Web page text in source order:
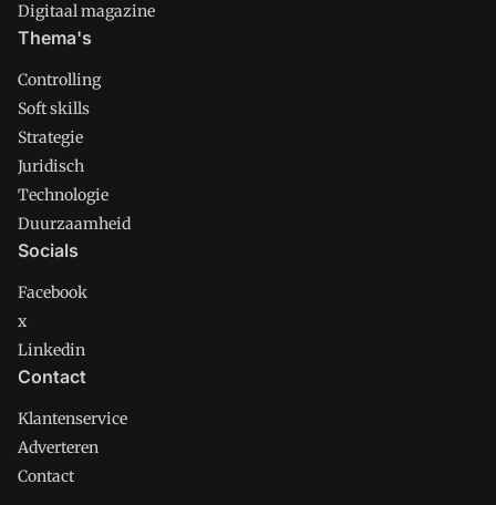
Digitaal magazine
Thema's
Controlling
Soft skills
Strategie
Juridisch
Technologie
Duurzaamheid
Socials
Facebook
x
Linkedin
Contact
Klantenservice
Adverteren
Contact